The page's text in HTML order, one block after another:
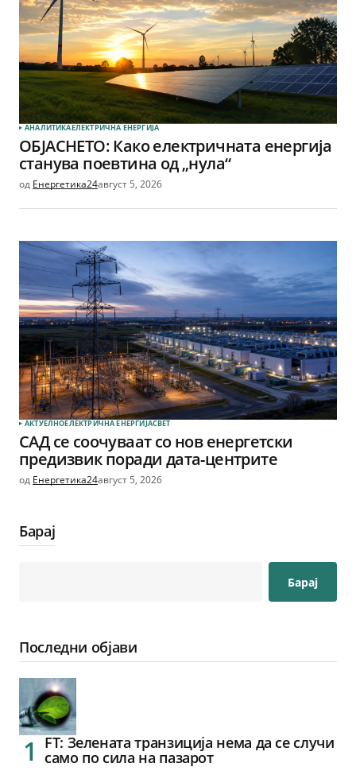
АНАЛИТИКАЕЛЕКТРИЧНА ЕНЕРГИЈА
ОБЈАСНЕТО: Како електричната енергија
станува поевтина од „нула“
од Енергетика24август 5, 2026
АКТУЕЛНОЕЛЕКТРИЧНА ЕНЕРГИЈАСВЕТ
САД се соочуваат со нов енергетски
предизвик поради дата-центрите
од Енергетика24август 5, 2026
Барај
Барај
Последни објави
FT: Зелената транзиција нема да се случи
само по сила на пазарот